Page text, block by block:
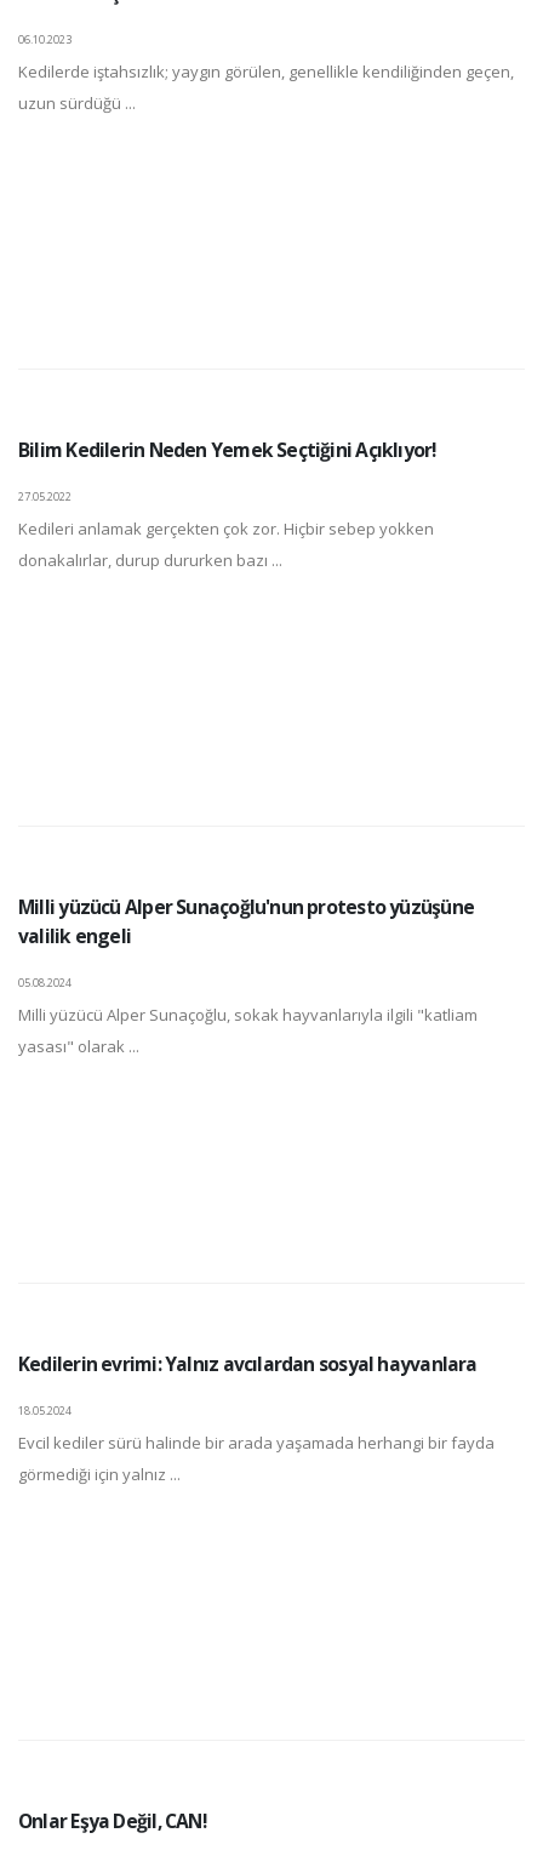
06.10.2023
Kedilerde iştahsızlık; yaygın görülen, genellikle kendiliğinden geçen,
uzun sürdüğü ...
Bilim Kedilerin Neden Yemek Seçtiğini Açıklıyor!
27.05.2022
Kedileri anlamak gerçekten çok zor. Hiçbir sebep yokken
donakalırlar, durup dururken bazı ...
Milli yüzücü Alper Sunaçoğlu'nun protesto yüzüşüne
valilik engeli
05.08.2024
Milli yüzücü Alper Sunaçoğlu, sokak hayvanlarıyla ilgili "katliam
yasası" olarak ...
Kedilerin evrimi: Yalnız avcılardan sosyal hayvanlara
18.05.2024
Evcil kediler sürü halinde bir arada yaşamada herhangi bir fayda
görmediği için yalnız ...
Onlar Eşya Değil, CAN!